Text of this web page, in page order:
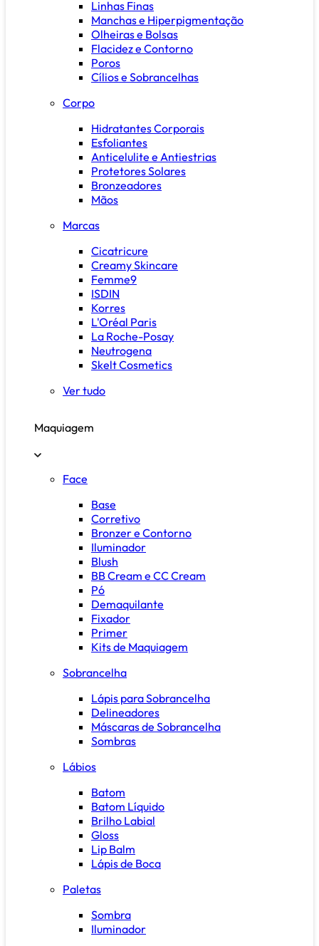
Linhas Finas
Manchas e Hiperpigmentação
Olheiras e Bolsas
Flacidez e Contorno
Poros
Cílios e Sobrancelhas
Corpo
Hidratantes Corporais
Esfoliantes
Anticelulite e Antiestrias
Protetores Solares
Bronzeadores
Mãos
Marcas
Cicatricure
Creamy Skincare
Femme9
ISDIN
Korres
L'Oréal Paris
La Roche-Posay
Neutrogena
Skelt Cosmetics
Ver tudo
Maquiagem
Face
Base
Corretivo
Bronzer e Contorno
Iluminador
Blush
BB Cream e CC Cream
Pó
Demaquilante
Fixador
Primer
Kits de Maquiagem
Sobrancelha
Lápis para Sobrancelha
Delineadores
Máscaras de Sobrancelha
Sombras
Lábios
Batom
Batom Líquido
Brilho Labial
Gloss
Lip Balm
Lápis de Boca
Paletas
Sombra
Iluminador